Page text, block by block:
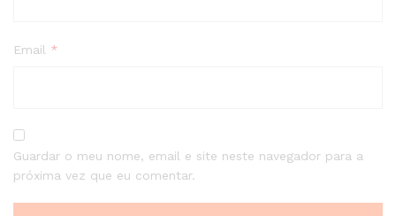
Email *
Guardar o meu nome, email e site neste navegador para a
próxima vez que eu comentar.